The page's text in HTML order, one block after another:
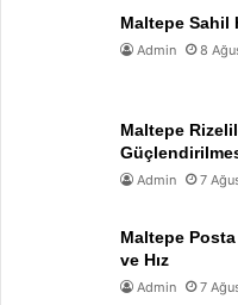
Maltepe Sahil
Admin 8
Maltepe
Admin 7
Maltepe
ve Hız
Admin 7